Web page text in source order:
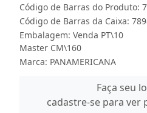
Código de Barras do Produto:
Código de Barras da Caixa:
Embalagem: Venda PT\10
Master CM\160
Marca: PANAMERICANA
Faça seu
cadastre-se para ver